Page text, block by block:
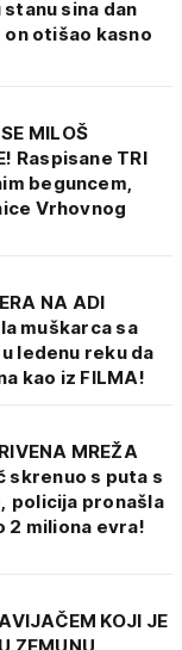
sina dan
otišao kasno
MILOŠ
Raspisane TRI
beguncem,
Vrhovnog
NA ADI
muškarca sa
ledenu reku da
kao iz FILMA!
MREŽA
skrenuo s puta s
policija pronašla
miliona evra!
KOJI JE